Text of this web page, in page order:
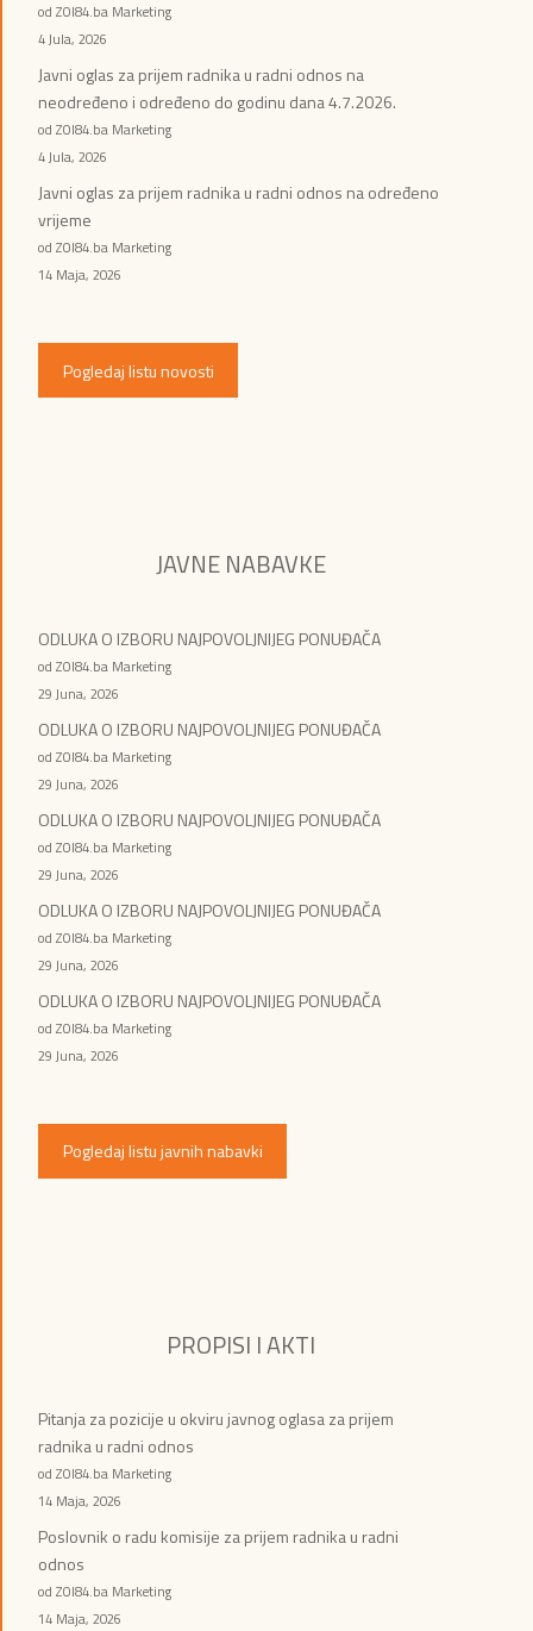
od ZOI84.ba Marketing
4 Jula, 2026
Javni oglas za prijem radnika u radni odnos na
neodređeno i određeno do godinu dana 4.7.2026.
od ZOI84.ba Marketing
4 Jula, 2026
Javni oglas za prijem radnika u radni odnos na određeno
vrijeme
od ZOI84.ba Marketing
14 Maja, 2026
Pogledaj listu novosti
JAVNE NABAVKE
ODLUKA O IZBORU NAJPOVOLJNIJEG PONUĐAČA
od ZOI84.ba Marketing
29 Juna, 2026
ODLUKA O IZBORU NAJPOVOLJNIJEG PONUĐAČA
od ZOI84.ba Marketing
29 Juna, 2026
ODLUKA O IZBORU NAJPOVOLJNIJEG PONUĐAČA
od ZOI84.ba Marketing
29 Juna, 2026
ODLUKA O IZBORU NAJPOVOLJNIJEG PONUĐAČA
od ZOI84.ba Marketing
29 Juna, 2026
ODLUKA O IZBORU NAJPOVOLJNIJEG PONUĐAČA
od ZOI84.ba Marketing
29 Juna, 2026
Pogledaj listu javnih nabavki
PROPISI I AKTI
Pitanja za pozicije u okviru javnog oglasa za prijem
radnika u radni odnos
od ZOI84.ba Marketing
14 Maja, 2026
Poslovnik o radu komisije za prijem radnika u radni
odnos
od ZOI84.ba Marketing
14 Maja, 2026